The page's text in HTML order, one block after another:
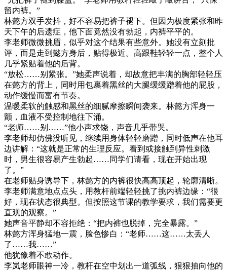
留内裤。”
林懿方双手发抖，好不容易把裤子褪下。但因为极度紧张和昨
天下午的后遗症，他下面竟然没有勃起，内裤平平的。
李老师微微挑眉，似乎对这个结果有些意外。她没有立刻批
评，而是走到懿方身后，贴得极近。高跟鞋轻轻一点，整个人
几乎紧贴着他的后背。
“放松……别紧张。”她柔声说着，却故意把丰满的胸部轻轻压
在懿方的背上，同时用包裹着黑丝的大腿缓缓蹭着他的屁股，
动作缓慢而富有节奏。
温暖柔软的触感和黑丝的细腻摩擦瞬间袭来。林懿方浑身一
颤，血液不受控制地往下涌。
“老师……别……”他小声求饶，声音几乎带哭。
李老师却仿佛没听见，继续用身体轻轻磨蹭，同时低声在他耳
边讲解：“这就是正常的生理反应。看到或接触到异性刺激
时，男生很容易产生勃起……同学们请看，现在开始出现
了。”
在老师贴身诱导下，林懿方的内裤很快高高顶起，轮廓清晰。
李老师满意地点点头，用教杆前端轻轻挑了挑内裤边缘：“很
好，现在状态很典型。但按照这节课的教学要求，我们需要更
直观的观察。”
她声音平静却不容拒绝：“把内裤也脱掉，完全暴露。”
林懿方浑身猛地一震，脸色惨白：“老师……这……太丢人
了……我……”
他犹豫着不敢动作。
李岚老师眼神一冷，教杆在空中划出一道弧线，狠狠抽向他的